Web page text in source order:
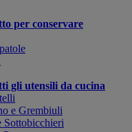
per conservare
gli utensili da cucina
e Grembiuli
Sottobicchieri